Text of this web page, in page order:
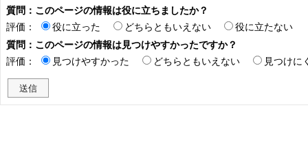
質問：このページの情報は役に立ちましたか？
評価：
役に立った どちらともいえない
役に立たない
質問：このページの情報は見つけやすかったですか？
評価：
見つけやすかった どちらともいえない 見つけに